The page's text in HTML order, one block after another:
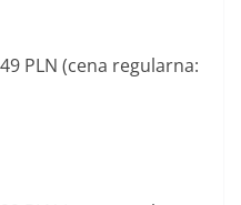
PLN (cena regularna: